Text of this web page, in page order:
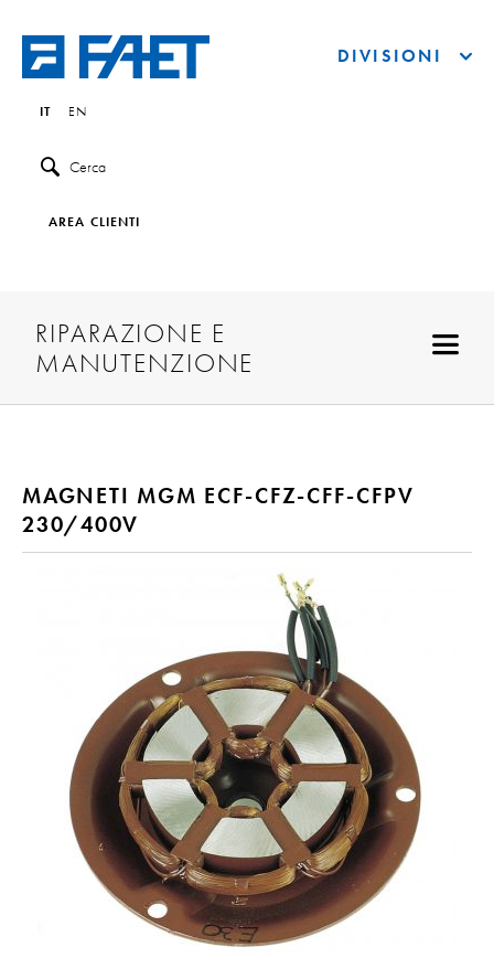
IT EN
Cerca
AREA CLIENTI
DIVISIONI
RIPARAZIONE E
MANUTENZIONE
MAGNETI MGM ECF-CFZ-CFF-CFPV
230/400V